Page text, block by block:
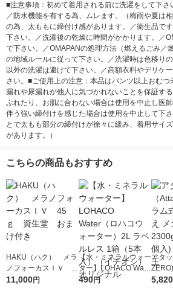
■注意事項：初めて着用される前に洗濯をして下さ
／防水機能を有する為、ムレます。（梅雨や夏は
の為、太ももに締付け感があります。／衛生品で
下さい。／洗濯後の乾燥に時間がかかります。／
で下さい。／OMAPANの処理方法（燃えるごみ／
の地域ルールに従って下さい。／洗濯時は色移り
以外の洗濯は避けて下さい。／高額衣料やデリケ
さい。■ご使用上の注意：本品はパンツ以上おむ
漏れや尿漏れが他人に気づかれないことを保証す
ぶれたり、お肌に合わない場合は使用を中止し医
伴う強い締付けを感じた場合は使用を中止して下
とで太もも部分の締付けが徐々に緩み、着用サイ
があります。）
こちらの商品もおすすめ
HAKU（ハク） メラ
ノフォーカスＩＶ 4
5ｇ 資生堂 おまけ
11,000円
【水・ミネラルウォー
ター】LOHACO Wate
r（ロハコウォータ
490円
アタ
詰め
5,820